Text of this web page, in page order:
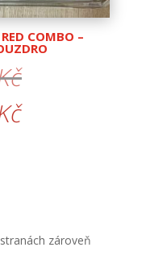
COMBO –
Původní
cena
Aktuální
490 Kč.
zároveň